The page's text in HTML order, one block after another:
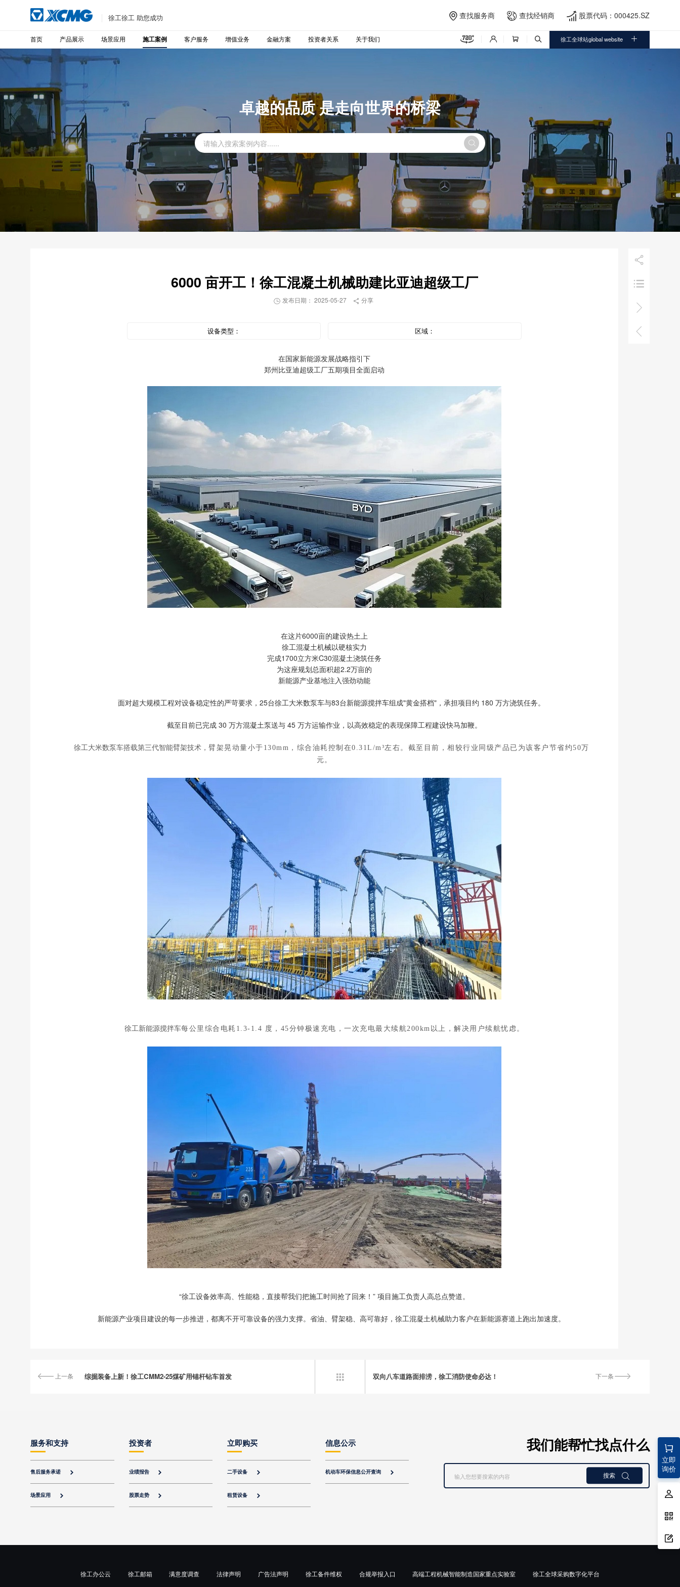
徐工徐工 助您成功  查找服务商  查找经销商  股票代码：000425.SZ
首页 产品展示 场景应用 施工案例 客户服务 增值业务 金融方案 投资者关系 关于我们     徐工全球站global website 
卓越的品质 是走向世界的桥梁





6000 亩开工！徐工混凝土机械助建比亚迪超级工厂
 发布日期： 2025-05-27  分享
设备类型： 区域：
在国家新能源发展战略指引下
郑州比亚迪超级工厂五期项目全面启动
在这片6000亩的建设热土上
徐工混凝土机械以硬核实力
完成1700立方米C30混凝土浇筑任务
为这座规划总面积超2.2万亩的
新能源产业基地注入强劲动能
面对超大规模工程对设备稳定性的严苛要求，25台徐工大米数泵车与83台新能源搅拌车组成"黄金搭档"，承担项目约 180 万方浇筑任务。
截至目前已完成 30 万方混凝土泵送与 45 万方运输作业，以高效稳定的表现保障工程建设快马加鞭。
徐工大米数泵车搭载第三代智能臂架技术，臂架晃动量小于130mm，综合油耗控制在0.31L/m³左右。截至目前，相较行业同级产品已为该客户节省约50万
元。
徐工新能源搅拌车每公里综合电耗1.3-1.4 度，45分钟极速充电，一次充电最大续航200km以上，解决用户续航忧虑。
“徐工设备效率高、性能稳，直接帮我们把施工时间抢了回来！” 项目施工负责人高总点赞道。
新能源产业项目建设的每一步推进，都离不开可靠设备的强力支撑。省油、臂架稳、高可靠好，徐工混凝土机械助力客户在新能源赛道上跑出加速度。
上一条 综掘装备上新！徐工CMM2-25煤矿用锚杆钻车首发 下一条
双向八车道路面排涝，徐工消防使命必达！

立即
询价
服务和支持
售后服务承诺 
场景应用 
投资者
业绩报告 
股票走势 
立即购买
二手设备 
租赁设备 
信息公示
机动车环保信息公开查询 
我们能帮忙找点什么
搜索 
徐工办公云 徐工邮箱 满意度调查 法律声明 广告法声明 徐工备件维权 合规举报入口 高端工程机械智能制造国家重点实验室 徐工全球采购数字化平台